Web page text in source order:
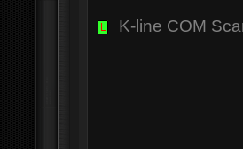
K-line COM